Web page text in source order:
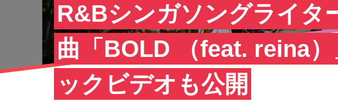
R&Bシンガソングライタ
曲「BOLD （feat. reina）
ックビデオも公開